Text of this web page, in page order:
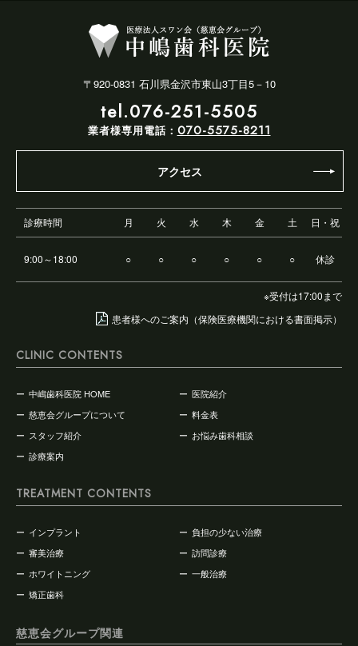
〒920-0831 石川県金沢市東山3丁目5－10
tel.076-251-5505
業者様専用電話： 070-5575-8211
アクセス
診療時間 月 火 水 木 金 土 日・祝
※受付は17:00まで
患者様へのご案内（保険医療機関における書面掲示）
9:00～18:00 ○ ○ ○ ○ ○ ○ 休診
CLINIC CONTENTS
中嶋歯科医院 HOME
慈恵会グループについて
スタッフ紹介
診療案内
医院紹介
料金表
お悩み歯科相談
TREATMENT CONTENTS
インプラント
審美治療
ホワイトニング
矯正歯科
負担の少ない治療
訪問診療
一般治療
慈恵会グループ関連